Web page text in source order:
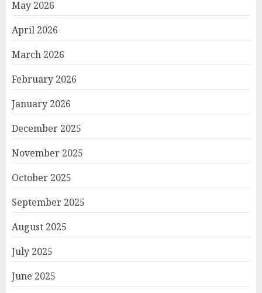
May 2026
April 2026
March 2026
February 2026
January 2026
December 2025
November 2025
October 2025
September 2025
August 2025
July 2025
June 2025